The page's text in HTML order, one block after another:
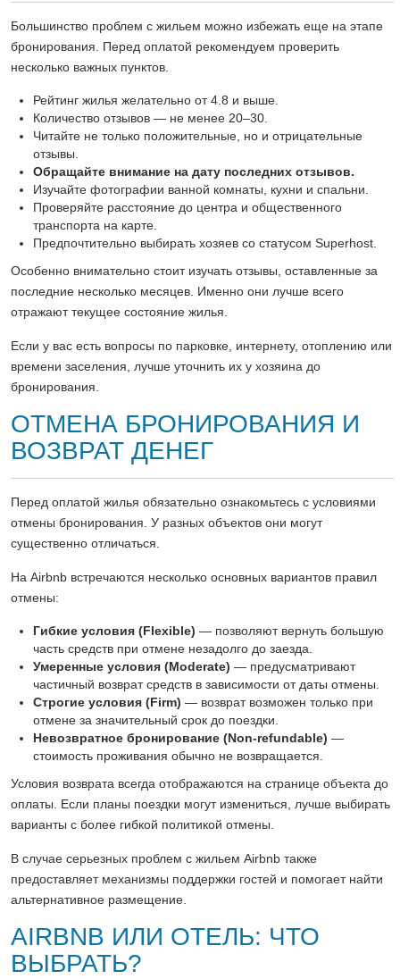
Большинство проблем с жильем можно избежать еще на этапе
бронирования. Перед оплатой рекомендуем проверить
несколько важных пунктов.
Рейтинг жилья желательно от 4.8 и выше.
Количество отзывов — не менее 20–30.
Читайте не только положительные, но и отрицательные
отзывы.
Обращайте внимание на дату последних отзывов.
Изучайте фотографии ванной комнаты, кухни и спальни.
Проверяйте расстояние до центра и общественного
транспорта на карте.
Предпочтительно выбирать хозяев со статусом Superhost.
Особенно внимательно стоит изучать отзывы, оставленные за
последние несколько месяцев. Именно они лучше всего
отражают текущее состояние жилья.
Если у вас есть вопросы по парковке, интернету, отоплению или
времени заселения, лучше уточнить их у хозяина до
бронирования.
ОТМЕНА БРОНИРОВАНИЯ И
ВОЗВРАТ ДЕНЕГ
Перед оплатой жилья обязательно ознакомьтесь с условиями
отмены бронирования. У разных объектов они могут
существенно отличаться.
На Airbnb встречаются несколько основных вариантов правил
отмены:
Гибкие условия (Flexible) — позволяют вернуть большую
часть средств при отмене незадолго до заезда.
Умеренные условия (Moderate) — предусматривают
частичный возврат средств в зависимости от даты отмены.
Строгие условия (Firm) — возврат возможен только при
отмене за значительный срок до поездки.
Невозвратное бронирование (Non-refundable) —
стоимость проживания обычно не возвращается.
Условия возврата всегда отображаются на странице объекта до
оплаты. Если планы поездки могут измениться, лучше выбирать
варианты с более гибкой политикой отмены.
В случае серьезных проблем с жильем Airbnb также
предоставляет механизмы поддержки гостей и помогает найти
альтернативное размещение.
AIRBNB ИЛИ ОТЕЛЬ: ЧТО
ВЫБРАТЬ?